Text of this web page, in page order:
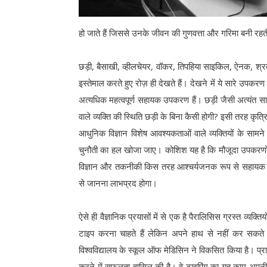
हो जाते हैं जिससे उनके जीवन की गुणवत्ता और गरिमा बनी
छड़ी, बैसाखी, व्हीलचेयर, वॉकर, तिपहिया साइकिल,
इस्तेमाल करते हुए रोज़ ही देखते हैं। देखने में ये सारे उपकरण
अत्यधिक महत्वपूर्ण सहायक उपकरण हैं। छड़ी जैसी अत्यंत
वाले व्यक्ति की स्थिति छड़ी के बिना कैसी होगी? इसी तरह
आधुनिक विज्ञान विशेष आवश्यकताओं वाले व्यक्तियों के
चुनौती का हल खोजा जाए। कोशिश यह है कि मौजूदा
विज्ञान और तकनीकी किस तरह आश्चर्यजनक रूप से
से जानना लाभप्रद होगा।
ऐसे ही वैज्ञानिक प्रयासों में से एक है पैरालिसिस ग्रस्त
टाइप करना चाहते हैं लेकिन अपने हाथ से नहीं कर
विश्वविद्यालय के स्कूल ऑफ मेडिसिन ने विकसित किया है।